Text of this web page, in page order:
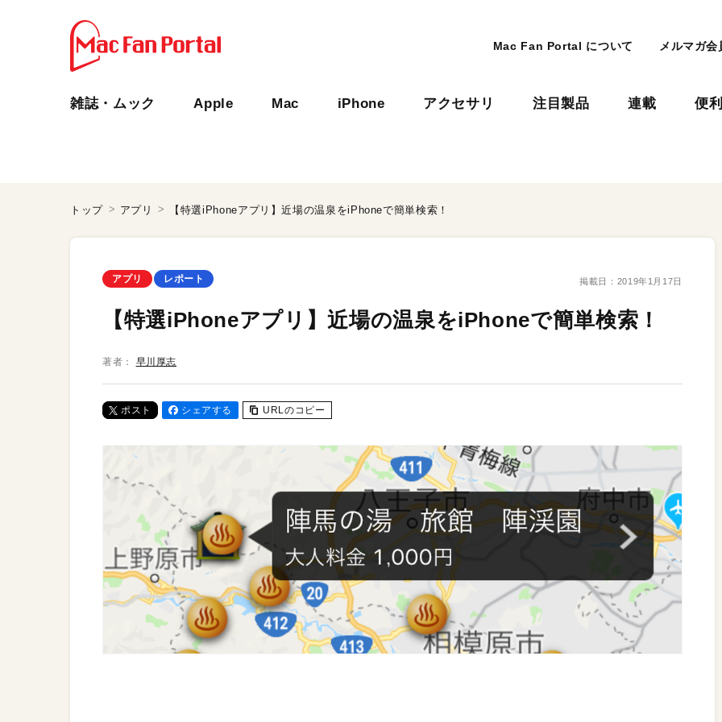
Mac Fan Portal について メルマガ会
雑誌・ムック Apple Mac iPhone アクセサリ 注目製品 連載 便
トップ アプリ 【特選iPhoneアプリ】近場の温泉をiPhoneで簡単検索！
アプリ レポート 掲載日： 2019年1月17日
【特選iPhoneアプリ】近場の温泉をiPhoneで簡単検索！
著者： 早川厚志
ポスト シェアする URLのコピー